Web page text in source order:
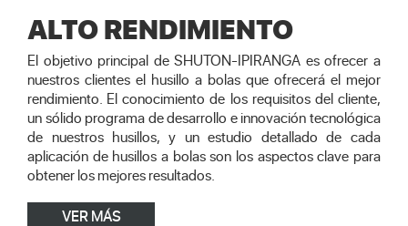
ALTO RENDIMIENTO
El objetivo principal de SHUTON-IPIRANGA es ofrecer a
nuestros clientes el husillo a bolas que ofrecerá el mejor
rendimiento. El conocimiento de los requisitos del cliente,
un sólido programa de desarrollo e innovación tecnológica
de nuestros husillos, y un estudio detallado de cada
aplicación de husillos a bolas son los aspectos clave para
obtener los mejores resultados.
VER MÁS